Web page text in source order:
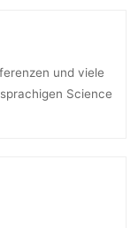
und viele
Science